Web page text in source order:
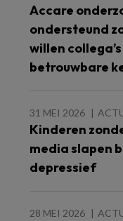
Accare
ondersteund
willen
betrouwbare
31 MEI 2026
Kinderen
media slapen
depressief
28 MEI 2026